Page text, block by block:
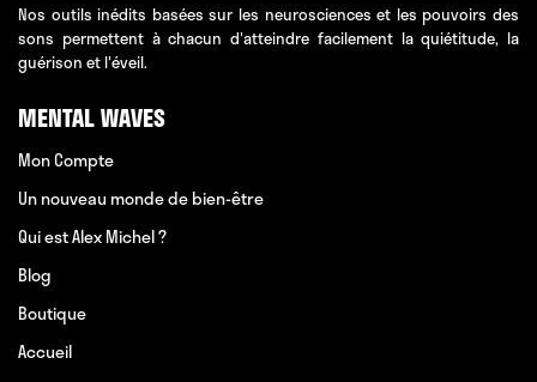
Nos outils inédits basées sur les neurosciences et les pouvoirs des
sons permettent à chacun d'atteindre facilement la quiétitude, la
guérison et l'éveil.
MENTAL WAVES
Mon Compte
Un nouveau monde de bien-être
Qui est Alex Michel ?
Blog
Boutique
Accueil